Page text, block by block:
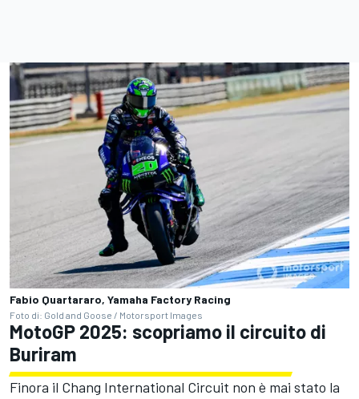
Fabio Quartararo, Yamaha Factory Racing
Foto di: Gold and Goose / Motorsport Images
MotoGP 2025: scopriamo il circuito di
Buriram
Finora il Chang International Circuit non è mai stato la